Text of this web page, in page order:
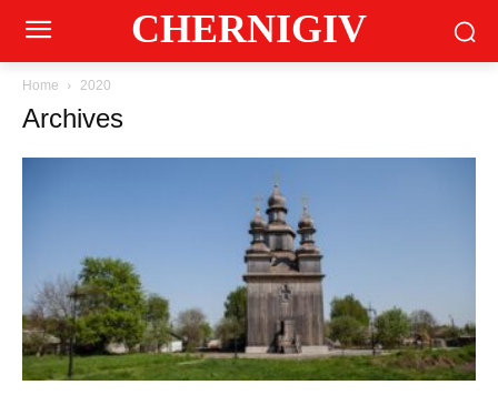
CHERNIGIV
Home 2020
Archives